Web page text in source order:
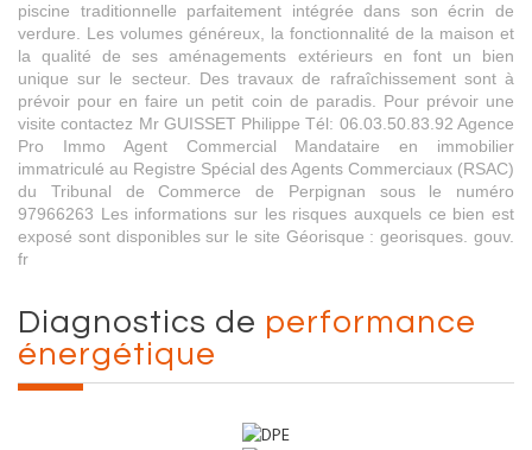
piscine traditionnelle parfaitement intégrée dans son écrin de
verdure. Les volumes généreux, la fonctionnalité de la maison et
la qualité de ses aménagements extérieurs en font un bien
unique sur le secteur. Des travaux de rafraîchissement sont à
prévoir pour en faire un petit coin de paradis. Pour prévoir une
visite contactez Mr GUISSET Philippe Tél: 06.03.50.83.92 Agence
Pro Immo Agent Commercial Mandataire en immobilier
immatriculé au Registre Spécial des Agents Commerciaux (RSAC)
du Tribunal de Commerce de Perpignan sous le numéro
97966263 Les informations sur les risques auxquels ce bien est
exposé sont disponibles sur le site Géorisque : georisques. gouv.
fr
diagnostics de performance
énergétique